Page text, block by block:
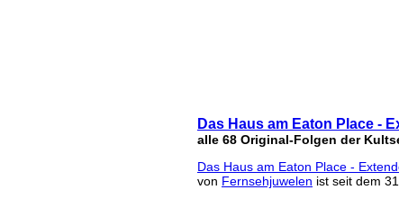
Das Haus am Eaton Place -
alle 68 Original-Folgen der
Das Haus am Eaton Place -
von Fernsehjuwelen ist seit dem